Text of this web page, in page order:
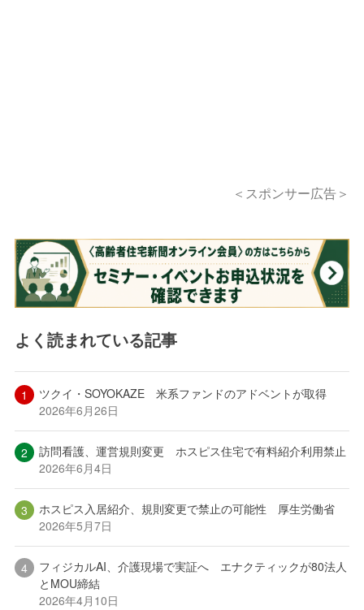
＜スポンサー広告＞
よく読まれている記事
ツクイ・SOYOKAZE 米系ファンドのアドベントが取得
2026年6月26日
訪問看護、運営規則変更 ホスピス住宅で有料紹介利用禁止
2026年6月4日
ホスピス入居紹介、規則変更で禁止の可能性 厚生労働省
2026年5月7日
フィジカルAI、介護現場で実証へ エナクティックが80法人
とMOU締結
2026年4月10日